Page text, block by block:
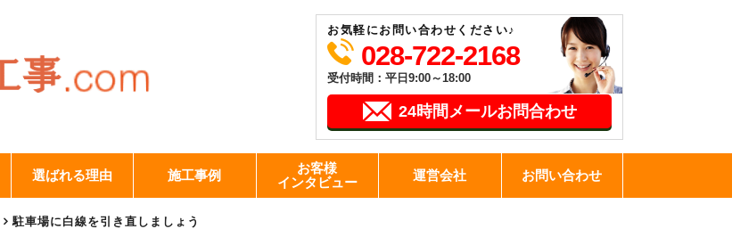
お気軽にお問い合わせください♪
028-722-2168
受付時間：平日9:00～18:00
24時間メールお問合わせ
選ばれる理由 施工事例
お客様
インタビュー
運営会社 お問い合わせ
駐車場に白線を引き直しましょう